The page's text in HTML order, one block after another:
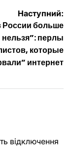
Наступний:
России больше
нельзя”: перлы
которые
интернет
відключення